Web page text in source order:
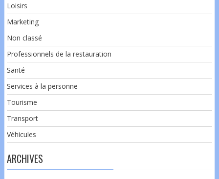
Loisirs
Marketing
Non classé
Professionnels de la restauration
Santé
Services à la personne
Tourisme
Transport
Véhicules
ARCHIVES